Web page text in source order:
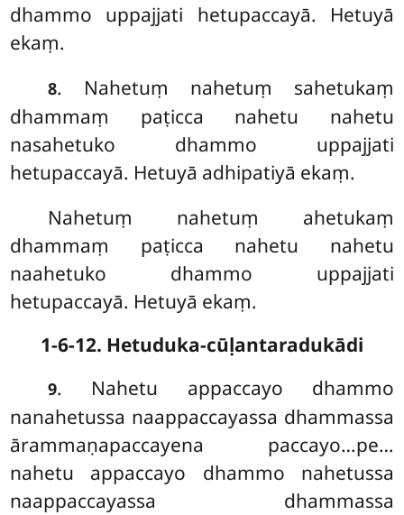
dhammo uppajjati hetupaccayā. Hetuyā
ekaṃ.
8. Nahetuṃ nahetuṃ sahetukaṃ
dhammaṃ paṭicca nahetu nahetu
nasahetuko dhammo uppajjati
hetupaccayā. Hetuyā adhipatiyā ekaṃ.
Nahetuṃ nahetuṃ ahetukaṃ
dhammaṃ paṭicca nahetu nahetu
naahetuko dhammo uppajjati
hetupaccayā. Hetuyā ekaṃ.
1-6-12. Hetuduka-cūḷantaradukādi
9. Nahetu appaccayo dhammo
nanahetussa naappaccayassa dhammassa
ārammaṇapaccayena paccayo…pe…
nahetu appaccayo dhammo nahetussa
naappaccayassa dhammassa